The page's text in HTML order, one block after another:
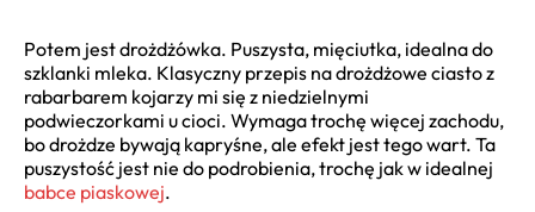
Potem jest drożdżówka. Puszysta, mięciutka, idealna do
szklanki mleka. Klasyczny przepis na drożdżowe ciasto z
rabarbarem kojarzy mi się z niedzielnymi
podwieczorkami u cioci. Wymaga trochę więcej zachodu,
bo drożdze bywają kapryśne, ale efekt jest tego wart. Ta
puszystość jest nie do podrobienia, trochę jak w idealnej
babce piaskowej.